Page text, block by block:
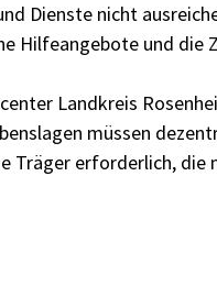
Dienste nicht
Hilfeangebote und die
Landkreis
müssen
Träger erforderlich,